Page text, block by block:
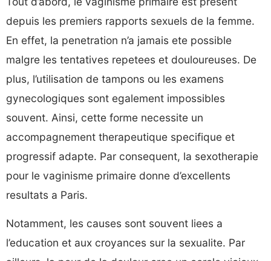
depuis les premiers rapports sexuels de la femme.
En effet, la penetration n’a jamais ete possible
malgre les tentatives repetees et douloureuses. De
plus, l’utilisation de tampons ou les examens
gynecologiques sont egalement impossibles
souvent. Ainsi, cette forme necessite un
accompagnement therapeutique specifique et
progressif adapte. Par consequent, la sexotherapie
pour le vaginisme primaire donne d’excellents
resultats a Paris.
Notamment, les causes sont souvent liees a
l’education et aux croyances sur la sexualite. Par